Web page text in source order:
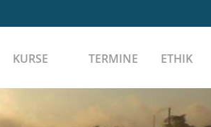
KURSE TERMINE ETHIK